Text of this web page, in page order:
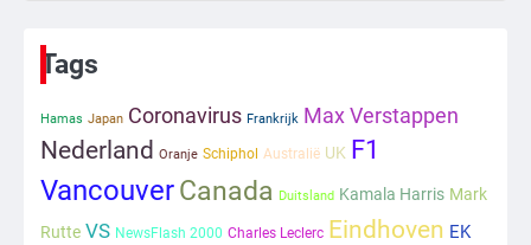
1
Kleine veranderingen op komst
Tags
Hamas Japan Coronavirus Frankrijk Max Verstappen
Nederland Oranje Schiphol Australië UK F1
VancouverCanada Duitsland Kamala Harris Mark
Rutte VS NewsFlash 2000 Charles Leclerc Eindhoven EK